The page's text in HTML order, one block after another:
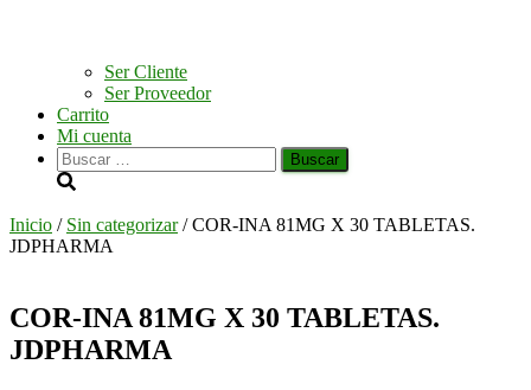
Ser Cliente
Ser Proveedor
Carrito
Mi cuenta
Buscar:
Inicio / Sin categorizar/ COR-INA 81MG X 30 TABLETAS.
JDPHARMA
COR-INA 81MG X 30 TABLETAS.
JDPHARMA